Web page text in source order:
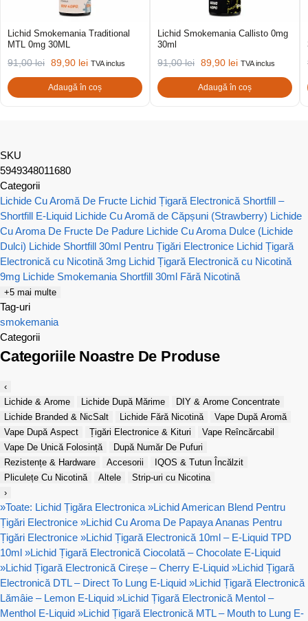
Lichid Smokemania Traditional
MTL 0mg 30ML
91,00lei 89,90 lei TVA inclus
Adaugă în coș
Lichid Smokemania Callisto 0mg
30ml
91,00lei 89,90 lei TVA inclus
Adaugă în coș
SKU
5949348011680
Categorii
Lichide Cu Aromă De Fructe Lichid Țigară Electronică Shortfill –
Shortfill E-Liquid Lichide Cu Aromă de Căpșuni (Strawberry) Lichide
Cu Aroma De Fructe De Padure Lichide Cu Aroma Dulce (Lichide
Dulci) Lichide Shortfill 30ml Pentru Țigări Electronice Lichid Țigară
Electronică cu Nicotină 3mg Lichid Țigară Electronică cu Nicotină
9mg Lichide Smokemania Shortfill 30ml Fără Nicotină
+5 mai multe
Tag-uri
smokemania
Categorii
Categoriile Noastre De Produse
‹
Lichide & Arome
Lichide După Mărime
DIY & Arome Concentrate
Lichide Branded & NicSalt
Lichide Fără Nicotină
Vape După Aromă
Vape După Aspect
Țigări Electronice & Kituri
Vape Reîncărcabil
Vape De Unică Folosință
După Număr De Pufuri
Rezistențe & Hardware
Accesorii
IQOS & Tutun Încălzit
Pliculețe Cu Nicotină
Altele
Strip-uri cu Nicotina
›
»Toate: Lichid Țigăra Electronica »Lichid American Blend Pentru
Țigări Electronice »Lichid Cu Aroma De Papaya Ananas Pentru
Țigări Electronice »Lichid Țigară Electronică 10ml – E-Liquid TPD
10ml »Lichid Țigară Electronică Ciocolată – Chocolate E-Liquid
»Lichid Țigară Electronică Cireșe – Cherry E-Liquid »Lichid Țigară
Electronică DTL – Direct To Lung E-Liquid »Lichid Țigară Electronică
Lămâie – Lemon E-Liquid »Lichid Țigară Electronică Mentol –
Menthol E-Liquid »Lichid Țigară Electronică MTL – Mouth to Lung E-